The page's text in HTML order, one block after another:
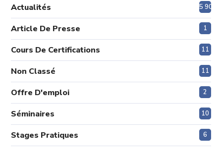
Actualités 5 908
Article De Presse 1
Cours De Certifications 11
Non Classé 11
Offre D'emploi 2
Séminaires 10
Stages Pratiques 6